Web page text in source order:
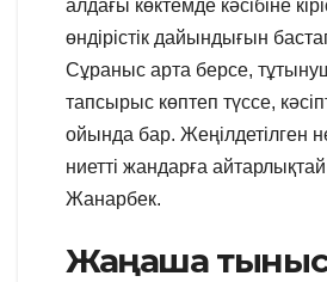
алдағы көктемде кәсібіне
өндірістік дайындығын бастап
Сұраныс арта берсе,
тапсырыс көптеп түссе,
ойында бар. Жеңілдетілген
ниетті жандарға
Жанарбек.
Жаңаша тыныс